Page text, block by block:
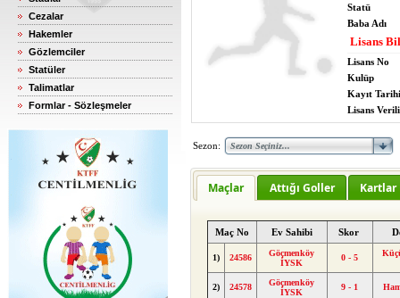
Cezalar
Hakemler
Gözlemciler
Statüler
Talimatlar
Formlar - Sözleşmeler
Statü
Baba Adı
Lisans
Lisans No
Kulüp
Kayıt Tarihi
Lisans
Sezon:
Maçlar Attığı Goller Kartlar
Maç No Ev Sahibi Skor
1) 24586
Göçmenköy
İYSK
0 - 5
2) 24578
Göçmenköy
İYSK
9 - 1